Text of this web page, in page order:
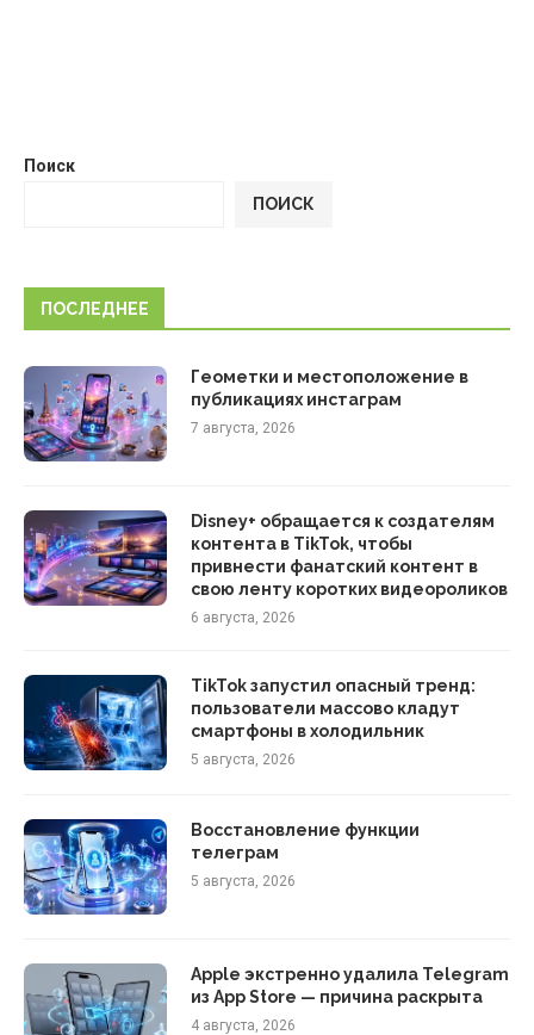
Поиск
ПОИСК
ПОСЛЕДНЕЕ
Геометки и местоположение в
публикациях инстаграм
7 августа, 2026
Disney+ обращается к создателям
контента в TikTok, чтобы
привнести фанатский контент в
свою ленту коротких видеороликов
6 августа, 2026
TikTok запустил опасный тренд:
пользователи массово кладут
смартфоны в холодильник
5 августа, 2026
Восстановление функции
телеграм
5 августа, 2026
Apple экстренно удалила Telegram
из App Store — причина раскрыта
4 августа, 2026